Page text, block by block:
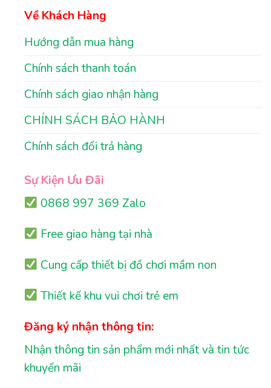
Về Khách Hàng
Hướng dẫn mua hàng
Chính sách thanh toán
Chính sách giao nhận hàng
CHÍNH SÁCH BẢO HÀNH
Chính sách đổi trả hàng
Sự Kiện Ưu Đãi
0868 997 369 Zalo
Free giao hàng tại nhà
Cung cấp thiết bị đồ chơi mầm non
Thiết kế khu vui chơi trẻ em
Đăng ký nhận thông tin:
Nhận thông tin sản phẩm mới nhất và tin tức
khuyến mãi